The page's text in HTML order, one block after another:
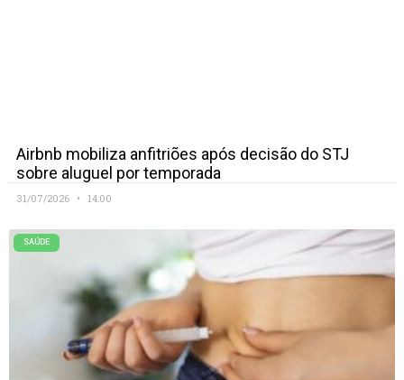
Airbnb mobiliza anfitriões após decisão do STJ
sobre aluguel por temporada
31/07/2026 14:00
SAÚDE